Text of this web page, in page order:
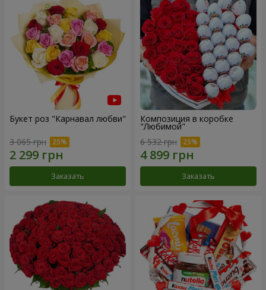
Букет роз "Карнавал любви"
3 065 грн
Заказать
Композиция в коробке
"Любимой"
6 532 грн
Заказать